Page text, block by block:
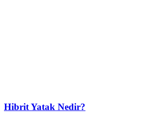
Hibrit Yatak Nedir?